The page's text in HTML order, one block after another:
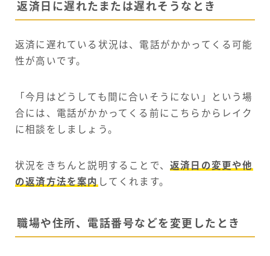
返済日に遅れたまたは遅れそうなとき
返済に遅れている状況は、電話がかかってくる可能
性が高いです。
「今月はどうしても間に合いそうにない」という場
合には、電話がかかってくる前にこちらからレイク
に相談をしましょう。
状況をきちんと説明することで、 返済日の変更や他
の返済方法を案内 してくれます。
職場や住所、電話番号などを変更したとき